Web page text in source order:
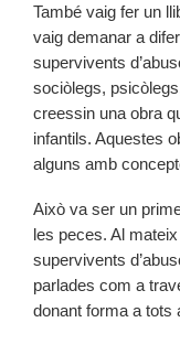
També vaig fer un
vaig demanar a
supervivents
sociòlegs,
creessin una obra
infantils. Aquestes
alguns amb
Això va ser un
les peces. Al
supervivents
parlades com a
donant forma a tots